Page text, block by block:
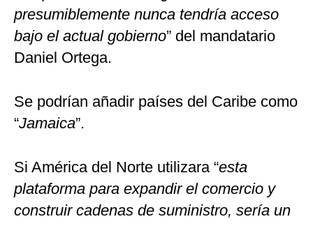
presumiblemente nunca tendría acceso
bajo el actual gobierno” del mandatario
Daniel Ortega.
Se podrían añadir países del Caribe como
“Jamaica”.
Si América del Norte utilizara “esta
plataforma para expandir el comercio y
construir cadenas de suministro, sería un